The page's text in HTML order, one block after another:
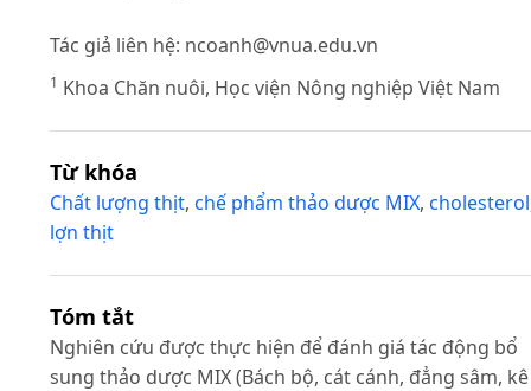
Tác giả liên hệ: ncoanh@vnua.edu.vn
1 Khoa Chăn nuôi, Học viện Nông nghiệp Việt Nam
Từ khóa
Chất lượng thịt, chế phẩm thảo dược MIX, cholesterol
lợn thịt
Tóm tắt
Nghiên cứu được thực hiện để đánh giá tác động bổ
sung thảo dược MIX (Bách bộ, cát cánh, đẳng sâm, kê